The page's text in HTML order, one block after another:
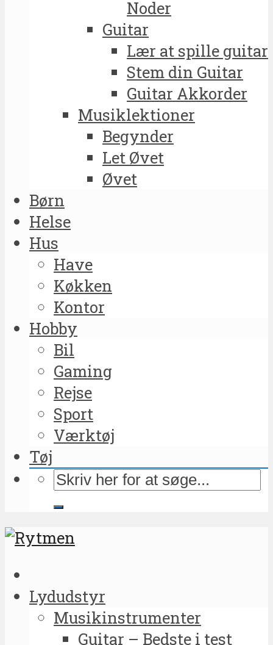
Noder
Guitar
Lær at spille guitar
Stem din Guitar
Guitar Akkorder
Musiklektioner
Begynder
Let Øvet
Øvet
Børn
Helse
Hus
Have
Køkken
Kontor
Hobby
Bil
Gaming
Rejse
Sport
Værktøj
Tøj
Lydudstyr
Musikinstrumenter
Guitar – Bedste i test